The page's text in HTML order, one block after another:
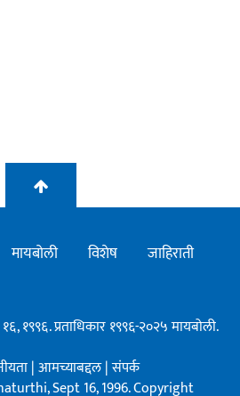
मायबोली विशेष
जाहिराती
१९९६. प्रताधिकार १९९६-२०२५ मायबोली.
|आमच्याबद्दल|संपर्क
Sept 16, 1996. Copyright